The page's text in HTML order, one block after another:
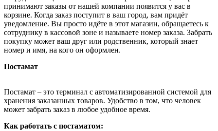
принимают заказы от нашей компании появится у вас в
корзине. Когда заказ поступит в ваш город, вам придёт
уведомление. Вы просто идёте в этот магазин, обращаетесь к
сотруднику в кассовой зоне и называете номер заказа. Забрать
покупку может ваш друг или родственник, который знает
номер и имя, на кого он оформлен.
Постамат
Постамат – это терминал с автоматизированной системой для
хранения заказанных товаров. Удобство в том, что человек
может забрать заказ в любое удобное время.
Как работать с постаматом: